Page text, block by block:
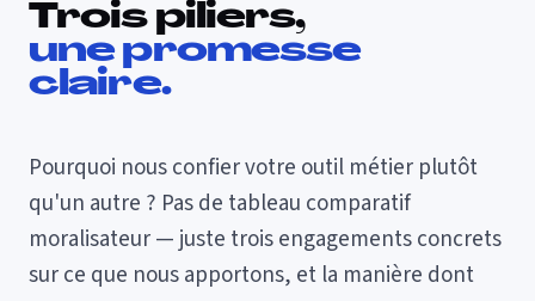
Trois piliers,
une promesse
claire.
Pourquoi nous confier votre outil métier plutôt
qu'un autre ? Pas de tableau comparatif
moralisateur — juste trois engagements concrets
sur ce que nous apportons, et la manière dont